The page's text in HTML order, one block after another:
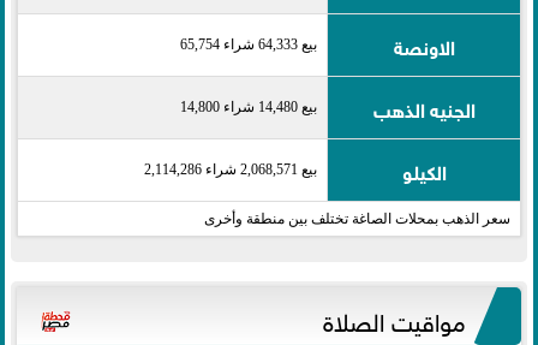
الاونصة بيع 64,333 شراء 65,754
الجنيه الذهب بيع 14,480 شراء 14,800
الكيلو بيع 2,068,571 شراء 2,114,286
سعر الذهب بمحلات الصاغة تختلف بين منطقة وأخرى
مواقيت الصلاة